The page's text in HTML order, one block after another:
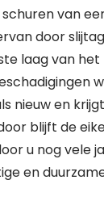
van
door
laag van
nieuw en
blijft de
u nog vele
en